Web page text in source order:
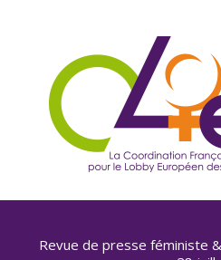
Revue de presse féministe